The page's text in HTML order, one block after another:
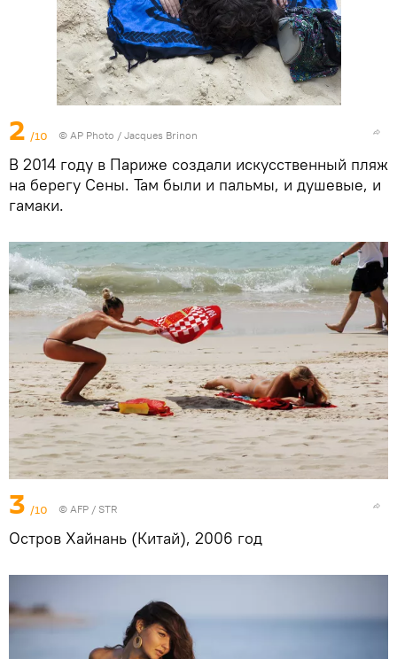
2 /10 © AP Photo / Jacques Brinon
В 2014 году в Париже создали искусственный пляж
на берегу Сены. Там были и пальмы, и душевые, и
гамаки.
3 /10 © AFP / STR
Остров Хайнань (Китай), 2006 год